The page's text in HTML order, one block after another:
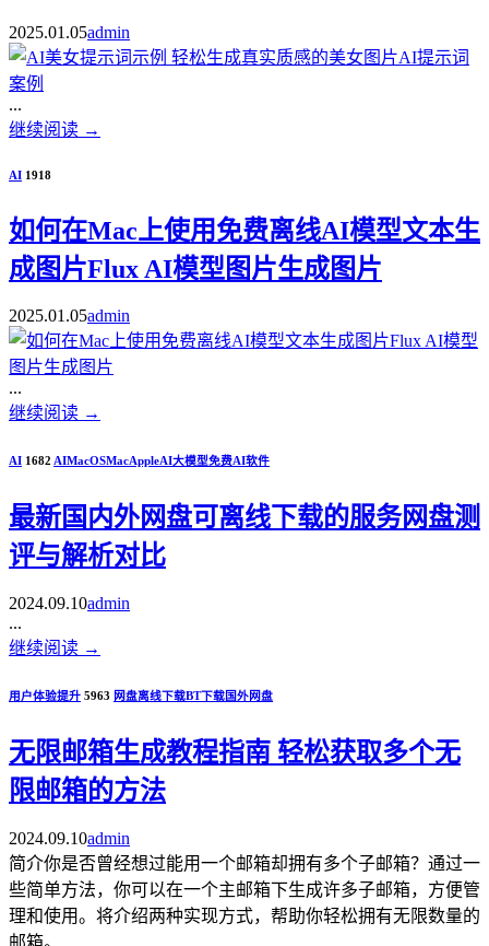
2025.01.05admin
...
继续阅读 →
AI 1918
如何在Mac上使用免费离线AI模型文本生
成图片Flux AI模型图片生成图片
2025.01.05admin
...
继续阅读 →
AI 1682 AIMacOSMacAppleAI大模型免费AI软件
最新国内外网盘可离线下载的服务网盘测
评与解析对比
2024.09.10admin
...
继续阅读 →
用户体验提升 5963 网盘离线下载BT下载国外网盘
无限邮箱生成教程指南 轻松获取多个无
限邮箱的方法
2024.09.10admin
简介你是否曾经想过能用一个邮箱却拥有多个子邮箱？通过一
些简单方法，你可以在一个主邮箱下生成许多子邮箱，方便管
理和使用。将介绍两种实现方式，帮助你轻松拥有无限数量的
邮箱。...